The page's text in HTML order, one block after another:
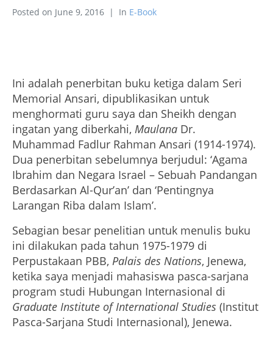
Posted on June 9, 2016 In E-Book
Ini adalah penerbitan buku ketiga dalam Seri
Memorial Ansari, dipublikasikan untuk
menghormati guru saya dan Sheikh dengan
ingatan yang diberkahi, Maulana Dr.
Muhammad Fadlur Rahman Ansari (1914-1974).
Dua penerbitan sebelumnya berjudul: ‘Agama
Ibrahim dan Negara Israel – Sebuah Pandangan
Berdasarkan Al-Qur’an’ dan ‘Pentingnya
Larangan Riba dalam Islam’.
Sebagian besar penelitian untuk menulis buku
ini dilakukan pada tahun 1975-1979 di
Perpustakaan PBB, Palais des Nations, Jenewa,
ketika saya menjadi mahasiswa pasca-sarjana
program studi Hubungan Internasional di
Graduate Institute of International Studies (Institut
Pasca-Sarjana Studi Internasional), Jenewa.